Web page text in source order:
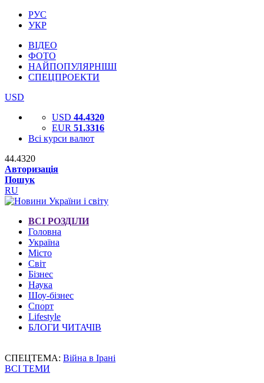
РУС
УКР
ВІДЕО
ФОТО
НАЙПОПУЛЯРНІШІ
СПЕЦПРОЕКТИ
USD
USD 44.4320
EUR 51.3316
Всі курси валют
44.4320
Авторизація
Пошук
RU
ВСІ РОЗДІЛИ
Головна
Україна
Місто
Світ
Бізнес
Наука
Шоу-бізнес
Спорт
Lifestyle
БЛОГИ ЧИТАЧІВ
СПЕЦТЕМА: Війна в Ірані
ВСІ ТЕМИ